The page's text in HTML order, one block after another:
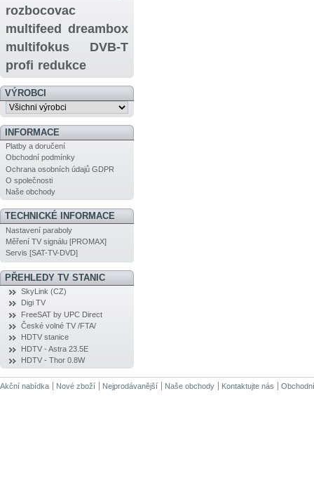
rozbocovac
multifeed dreambox
multifokus
DVB-T
profi redukce
VÝROBCI
INFORMACE
Platby a doručení
Obchodní podmínky
Ochrana osobních údajů GDPR
O společnosti
Naše obchody
TECHNICKÉ INFORMACE
Nastavení paraboly
Měření TV signálu [PROMAX]
Servis [SAT-TV-DVD]
PŘEHLEDY TV STANIC
SkyLink (CZ)
Digi TV
FreeSAT by UPC Direct
České volné TV /FTA/
HDTV stanice
HDTV - Astra 23.5E
HDTV - Thor 0.8W
Akční nabídka Nové zboží Nejprodávanější Naše obchody Kontaktujte nás